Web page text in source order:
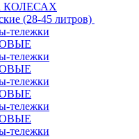
КОЛЕСАХ
(28-45 литров)
тележки
тележки
тележки
тележки
тележки